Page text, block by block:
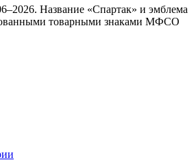
Название «Спартак» и эмблема
товарными знаками МФСО